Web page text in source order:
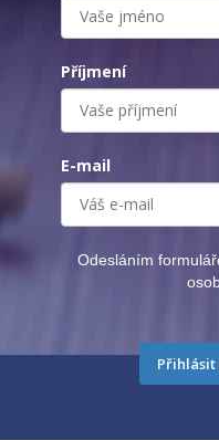
Příjmení
E-mail
Odesláním
Přihlásit